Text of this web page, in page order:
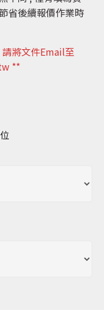
省後續報價作業時
將文件Email至
**